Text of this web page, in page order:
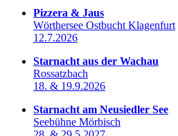
Pizzera & Jaus
Wörthersee Ostbucht Klagenfurt
12.7.2026
Starnacht aus der Wachau
Rossatzbach
18. & 19.9.2026
Starnacht am Neusiedler See
Seebühne Mörbisch